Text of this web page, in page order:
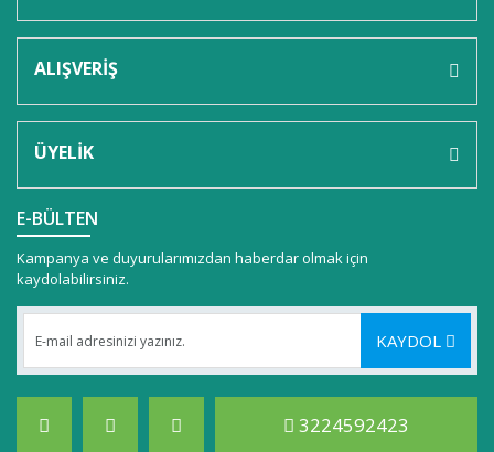
ALIŞVERİŞ
ÜYELİK
E-BÜLTEN
Kampanya ve duyurularımızdan haberdar olmak için
kaydolabilirsiniz.
KAYDOL
3224592423